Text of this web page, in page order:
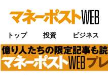
トップ 投資 ビジネス